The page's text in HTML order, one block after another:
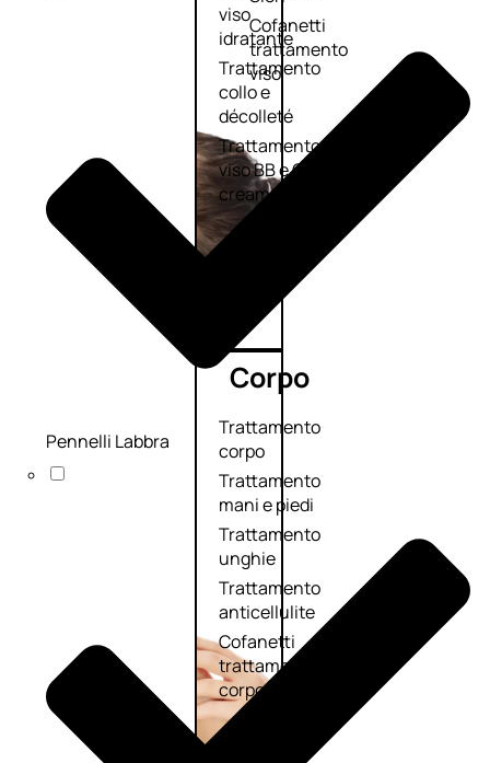
viso
idratante
Trattamento
collo e
décolleté
Trattamento
viso BB e CC
cream
Cofanetti
trattamento
viso
Corpo
Trattamento
corpo
Trattamento
mani e piedi
Trattamento
unghie
Trattamento
anticellulite
Cofanetti
trattamento
corpo
Pennelli Labbra